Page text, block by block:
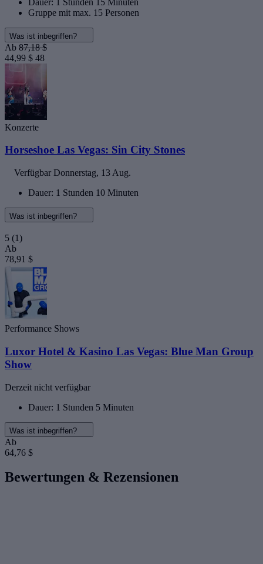
Gruppe mit max. 15 Personen
Was ist inbegriffen?
Ab 87,18 $
44,99 $ 48
Konzerte
Horseshoe Las Vegas: Sin City Stones
Verfügbar Donnerstag, 13 Aug.
Dauer: 1 Stunden 10 Minuten
Was ist inbegriffen?
5 (1)
Ab
78,91 $
Performance Shows
Luxor Hotel & Kasino Las Vegas: Blue Man Group
Show
Derzeit nicht verfügbar
Dauer: 1 Stunden 5 Minuten
Was ist inbegriffen?
Ab
64,76 $
Bewertungen & Rezensionen